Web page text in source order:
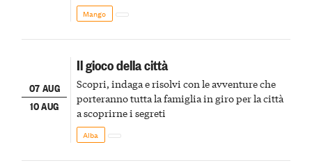
Mango
07 AUG
10 AUG
Il gioco della città
Scopri, indaga e risolvi con le avventure che
porteranno tutta la famiglia in giro per la città
a scoprirne i segreti
Alba